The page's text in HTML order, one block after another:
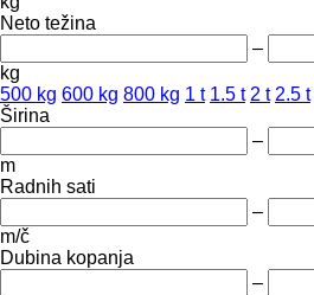
Neto težina
–
kg
500 kg 600 kg 800 kg 1 t 1.5 t 2 t 2.5 t
Širina
–
m
Radnih sati
–
m/č
Dubina kopanja
–